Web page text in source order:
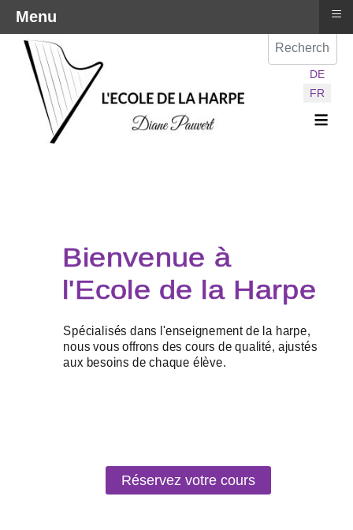
Sélectionnez
DE
FR
≡
Réservez votre cours
Menu ≡